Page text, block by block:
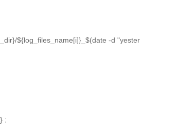
${log_files_name[i]}_$(date -d "yester
;